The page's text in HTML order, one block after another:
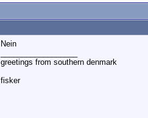
Nein
greetings from southern denmark
fisker